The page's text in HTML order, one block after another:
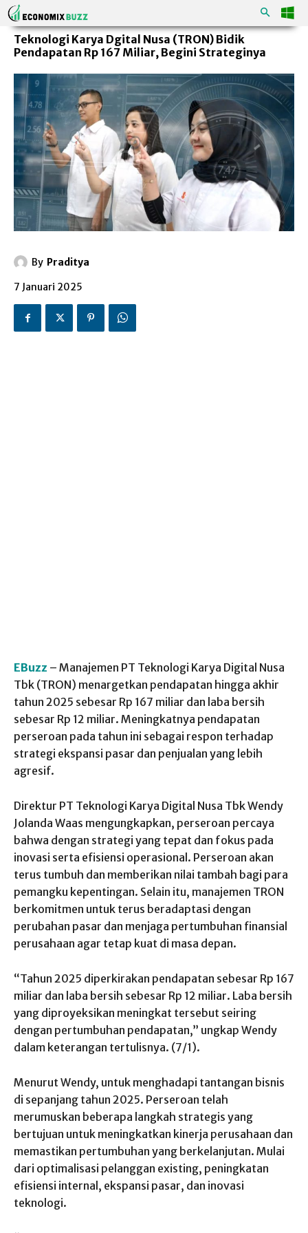
Teknologi Karya Dgital Nusa (TRON) Bidik
Pendapatan Rp 167 Miliar, Begini Strateginya
By Praditya
7 Januari 2025
EBuzz – Manajemen PT Teknologi Karya Digital Nusa
Tbk (TRON) menargetkan pendapatan hingga akhir
tahun 2025 sebesar Rp 167 miliar dan laba bersih
sebesar Rp 12 miliar. Meningkatnya pendapatan
perseroan pada tahun ini sebagai respon terhadap
strategi ekspansi pasar dan penjualan yang lebih
agresif.
Direktur PT Teknologi Karya Digital Nusa Tbk Wendy
Jolanda Waas mengungkapkan, perseroan percaya
bahwa dengan strategi yang tepat dan fokus pada
inovasi serta efisiensi operasional. Perseroan akan
terus tumbuh dan memberikan nilai tambah bagi para
pemangku kepentingan. Selain itu, manajemen TRON
berkomitmen untuk terus beradaptasi dengan
perubahan pasar dan menjaga pertumbuhan finansial
perusahaan agar tetap kuat di masa depan.
“Tahun 2025 diperkirakan pendapatan sebesar Rp 167
miliar dan laba bersih sebesar Rp 12 miliar. Laba bersih
yang diproyeksikan meningkat tersebut seiring
dengan pertumbuhan pendapatan,” ungkap Wendy
dalam keterangan tertulisnya. (7/1).
Menurut Wendy, untuk menghadapi tantangan bisnis
di sepanjang tahun 2025. Perseroan telah
merumuskan beberapa langkah strategis yang
bertujuan untuk meningkatkan kinerja perusahaan dan
memastikan pertumbuhan yang berkelanjutan. Mulai
dari optimalisasi pelanggan existing, peningkatan
efisiensi internal, ekspansi pasar, dan inovasi
teknologi.